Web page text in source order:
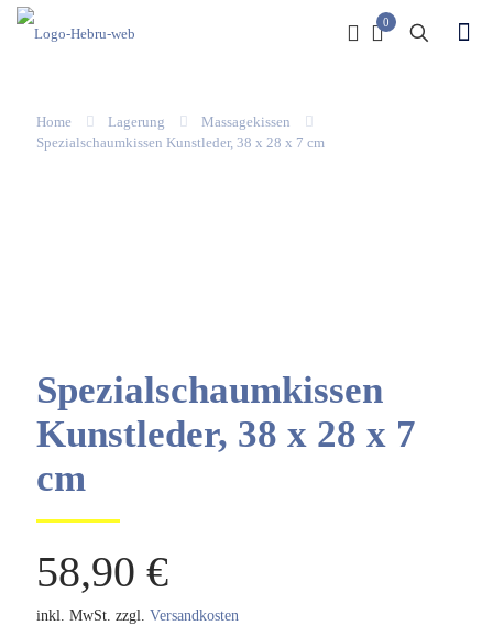
0
Home Lagerung
Massagekissen
Spezialschaumkissen Kunstleder, 38 x 28 x 7 cm
Spezialschaumkissen
Kunstleder, 38 x 28 x 7
cm
58,90 €
inkl. MwSt. zzgl. Versandkosten